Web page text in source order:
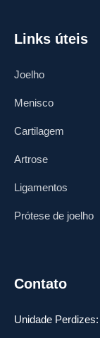
Links úteis
Joelho
Menisco
Cartilagem
Artrose
Ligamentos
Prótese de joelho
Contato
Unidade